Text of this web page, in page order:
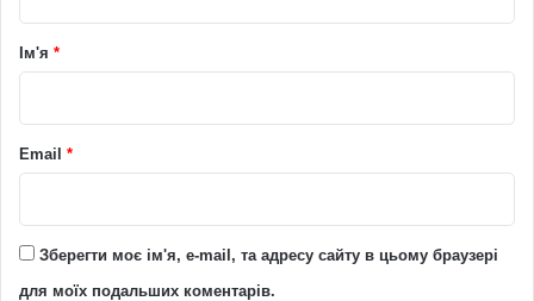
рІм'я *
Email *
Зберегти моє ім'я, e-mail, та адресу сайту в цьому браузері
для моїх подальших коментарів.